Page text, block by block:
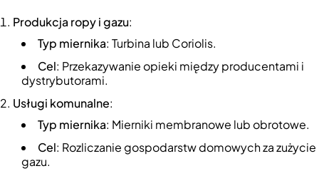
Produkcja ropy i gazu:
Typ miernika: Turbina lub Coriolis.
Cel: Przekazywanie opieki między producentami i
dystrybutorami.
Usługi komunalne:
Typ miernika: Mierniki membranowe lub obrotowe.
Cel: Rozliczanie gospodarstw domowych za zużycie
gazu.